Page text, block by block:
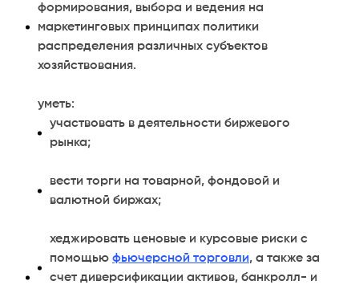
формирования, выбора и ведения на
маркетинговых принципах политики
распределения различных субъектов
хозяйствования.
уметь:
участвовать в деятельности биржевого
рынка;
вести торги на товарной, фондовой и
валютной биржах;
хеджировать ценовые и курсовые риски с
помощью фьючерсной торговли, а также за
счет диверсификации активов, банкролл- и